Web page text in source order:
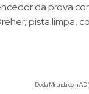
da prova
pista limpa,
Doda Miranda com